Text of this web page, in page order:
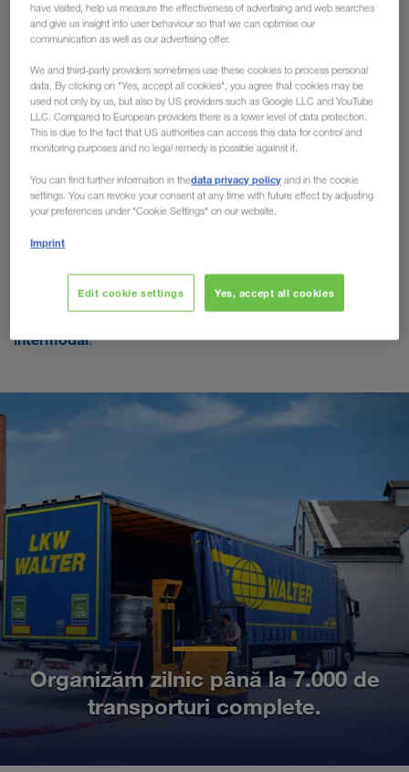
Trailer-Trucking în transportul combinat
Vă doriți ca toatecapuriledumneavoastrătractorsă fie
de trucking, puteați transporta semiremorcile noastre pentru
transport intermodal între terminalele feroviare și de feribot și
cadrul acestei forme de colaborare, capul tractor de care
dispuneți este angajat constant într-un transport și nu aveți
nevoie de semiremorcă proprie. De asemenea, prin Trailer-
Trucking aduceți o contribuție activă latransportul
intermodal.
Organizăm zilnic până la 7.000 de
transporturi complete.
have visited, help us measure the effectiveness of advertising and web searches
and give us insight into user behaviour so that we can optimise our
communication as well as our advertising offer.
We and third-party providers sometimes use these cookies to process personal
data. By clicking on "Yes, accept all cookies", you agree that cookies may be
used not only by us, but also by US providers such as Google LLC and YouTube
LLC. Compared to European providers there is a lower level of data protection.
This is due to the fact that US authorities can access this data for control and
monitoring purposes and no legal remedy is possible against it.
You can find further information in thedata privacy policy and in the cookie
settings. You can revoke your consent at any time with future effect by adjusting
your preferences under "Cookie Settings" on our website.
Imprint
Edit cookie settings Yes, accept all cookies